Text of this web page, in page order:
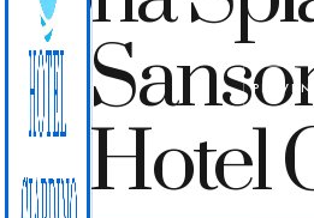
di
L’Hotel